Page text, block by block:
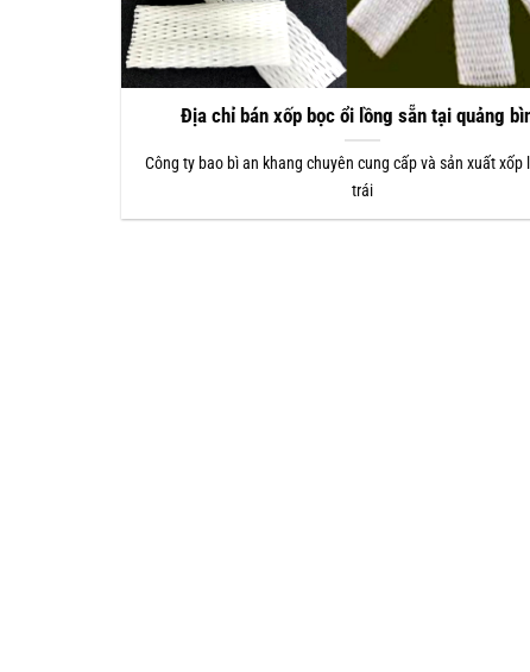
Địa chỉ bán xốp bọc ổi lồng sẵn tại quảng
Công ty bao bì an khang chuyên cung cấp và sản xuất xốp
trái